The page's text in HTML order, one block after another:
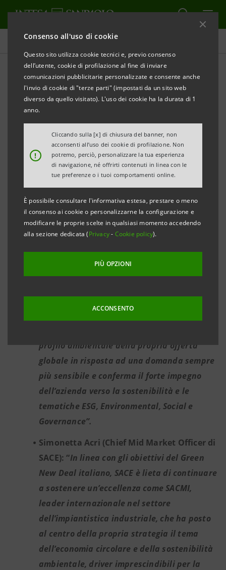
Consenso all'uso di cookie
Questo sito utilizza cookie tecnici e, previo consenso
dell’utente, cookie di profilazione al fine di inviare
comunicazioni pubblicitarie personalizzate e consente anche
l'invio di cookie di "terze parti" (impostati da un sito web
diverso da quello visitato). L'uso dei cookie ha la durata di 1
anno.
!
Cliccando sulla [x] di chiusura del banner, non
acconsenti all’uso dei cookie di profilazione. Non
potremo, perciò, personalizzare la tua esperienza
di navigazione, né offrirti contenuti in linea con le
tue preferenze o i tuoi comportamenti online.
È possibile consultare l'informativa estesa, prestare o meno
il consenso ai cookie o personalizzarne la configurazione e
modificare le proprie scelte in qualsiasi momento accedendo
alla sezione dedicata (Privacy- Cookie policy).
PIÙ OPZIONI
ACCONSENTO
Comunicati stampa
STAMPA AGGIORNA
DA INTESA SANPAOLO FINANZIAMENTO
DI 40 MILIONI CON GARANZIA GREEN SACE A SACMI
PER PROGETTI DI ECONOMIA CIRCOLARE
Richard Zatta (Responsabile Global
Corporate della Divisione IMI CIB di Intesa
Sanpaolo): “L’operazione con SACMI
conferma l’impegno di Intesa Sanpaolo per
ridefinire le strategie d'impresa in chiave
innovativa e sostenibile. La Banca conclude
plafond dedicato alla Circular Economy
finanziamento si colloca, rafforzandola,
profilo ambientale della propria offerta
globale in risposta ad una domanda sempre
più sensibile e conferma il forte impegno
dell’azienda verso la sostenibilità e le
tematiche ESG, Environmental, Social e
Governance”.
Simonetta Acri (Chief Mid Market Officer di
SACE): “In linea con gli obiettivi del Green
New Deal italiano, SACE è lieta di continuare
a sostenere un’eccellenza come SACMI,
leader internazionale nel settore
dell’impiantistica industriale, che ha posto
al centro della propria strategia il tema
dell’economia circolare e della sostenibilità
ambientale, driver imprescindibili per la